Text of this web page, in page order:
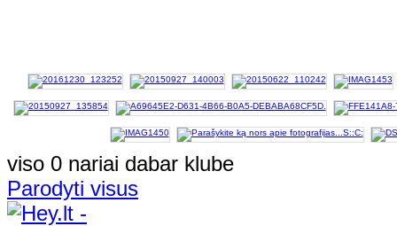
viso 0 nariai dabar klube
Parodyti visus